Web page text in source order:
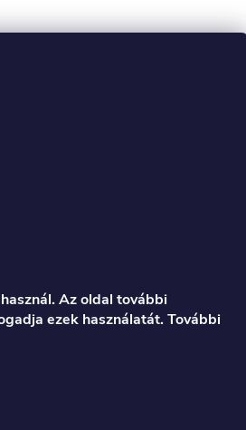
Az oldal további
ezek használatát. További